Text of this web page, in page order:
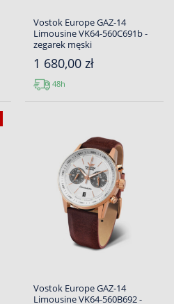
Vostok Europe GAZ-14
Limousine VK64-560C691b -
zegarek męski
1 680,00 zł
48h
Vostok Europe GAZ-14
Limousine VK64-560B692 -